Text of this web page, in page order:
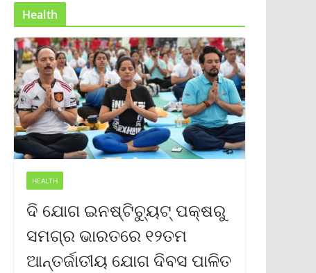
Health
HEALTH
ଦି ଯୋଗ ଇନଷ୍ଟିଚ୍ୟୁଟ୍ ପକ୍ଷରୁ
ସମଗ୍ର ଭାରତରେ ୧୨ତମ
ଆନ୍ତର୍ଜାତୀୟ ଯୋଗ ଦିବସ ପାଳିତ